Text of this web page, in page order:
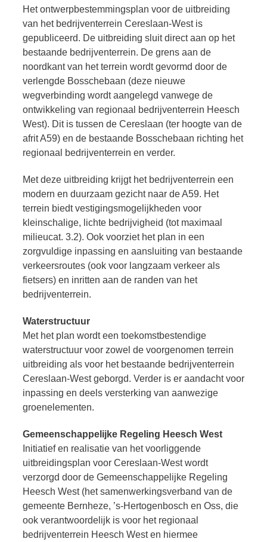
Het ontwerpbestemmingsplan voor de uitbreiding
van het bedrijventerrein Cereslaan-West is
gepubliceerd. De uitbreiding sluit direct aan op het
bestaande bedrijventerrein. De grens aan de
noordkant van het terrein wordt gevormd door de
verlengde Bosschebaan (deze nieuwe
wegverbinding wordt aangelegd vanwege de
ontwikkeling van regionaal bedrijventerrein Heesch
West). Dit is tussen de Cereslaan (ter hoogte van de
afrit A59) en de bestaande Bosschebaan richting het
regionaal bedrijventerrein en verder.
Met deze uitbreiding krijgt het bedrijventerrein een
modern en duurzaam gezicht naar de A59. Het
terrein biedt vestigingsmogelijkheden voor
kleinschalige, lichte bedrijvigheid (tot maximaal
milieucat. 3.2). Ook voorziet het plan in een
zorgvuldige inpassing en aansluiting van bestaande
verkeersroutes (ook voor langzaam verkeer als
fietsers) en inritten aan de randen van het
bedrijventerrein.
Waterstructuur
Met het plan wordt een toekomstbestendige
waterstructuur voor zowel de voorgenomen terrein
uitbreiding als voor het bestaande bedrijventerrein
Cereslaan-West geborgd. Verder is er aandacht voor
inpassing en deels versterking van aanwezige
groenelementen.
Gemeenschappelijke Regeling Heesch West
Initiatief en realisatie van het voorliggende
uitbreidingsplan voor Cereslaan-West wordt
verzorgd door de Gemeenschappelijke Regeling
Heesch West (het samenwerkingsverband van de
gemeente Bernheze, ’s-Hertogenbosch en Oss, die
ook verantwoordelijk is voor het regionaal
bedrijventerrein Heesch West en hiermee